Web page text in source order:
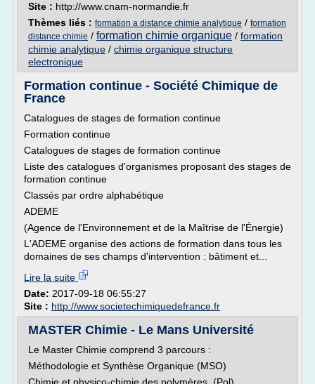
Site : http://www.cnam-normandie.fr
Thèmes liés : formation a distance chimie analytique / formation
distance chimie / formation chimie organique / formation
chimie analytique / chimie organique structure
electronique
Formation continue - Société Chimique de
France
Catalogues de stages de formation continue
Formation continue
Catalogues de stages de formation continue
Liste des catalogues d'organismes proposant des stages de
formation continue
Classés par ordre alphabétique
ADEME
(Agence de l'Environnement et de la Maîtrise de l'Énergie)
L'ADEME organise des actions de formation dans tous les
domaines de ses champs d'intervention : bâtiment et...
Lire la suite
Date: 2017-09-18 06:55:27
Site : http://www.societechimiquedefrance.fr
MASTER Chimie - Le Mans Université
Le Master Chimie comprend 3 parcours :
Méthodologie et Synthèse Organique (MSO)